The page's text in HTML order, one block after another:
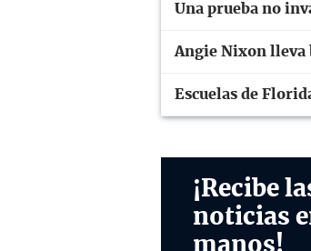
Una prueba no
Angie Nixon lleva
Escuelas de
¡Recibe
noticias
manos!